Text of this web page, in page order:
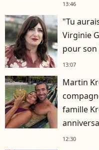
13:46
"Tu
Virginie
pour
13:07
Martin
famille
12:30